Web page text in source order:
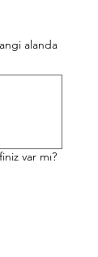
alanda
var mı?